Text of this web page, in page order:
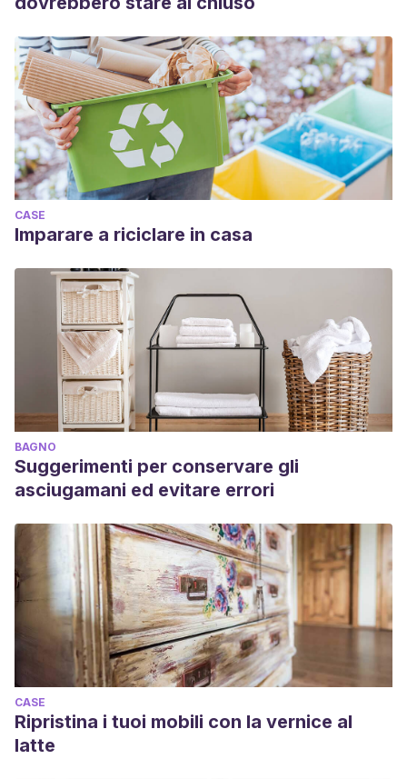
CASE
Imparare a riciclare in casa
BAGNO
Suggerimenti per conservare gli
asciugamani ed evitare errori
CASE
Ripristina i tuoi mobili con la vernice al
latte